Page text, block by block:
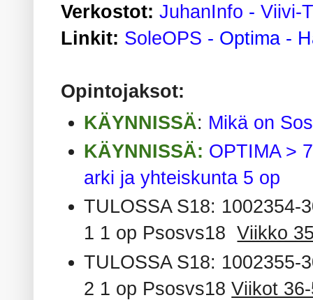
Verkostot: JuhanInfo -Viivi-
Linkit: SoleOPS - Optima -
Opintojaksot:
KÄYNNISSÄ: Mikä on
KÄYNNISSÄ: OPTIMA >
arki ja yhteiskunta 5 op
TULOSSA S18: 1002354-
1 1 op Psosvs18Viikko
TULOSSA S18: 1002355-
2 1 op Psosvs18Viikot